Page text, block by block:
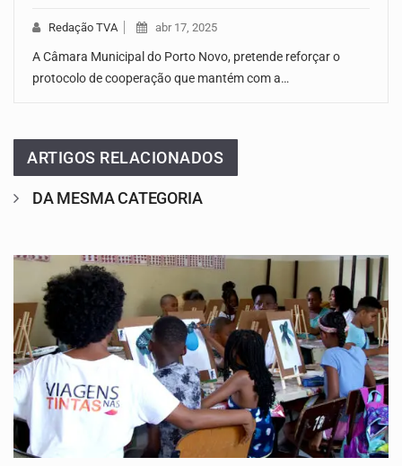
Redação TVA abr 17, 2025
A Câmara Municipal do Porto Novo, pretende reforçar o
protocolo de cooperação que mantém com a…
ARTIGOS RELACIONADOS
DA MESMA CATEGORIA